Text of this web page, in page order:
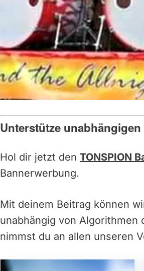
Unterstütze
Hol dir jetzt denTONSPION
Bannerwerbung.
Mit deinem Beitrag können
unabhängig von Algorithmen
nimmst du an allen unseren